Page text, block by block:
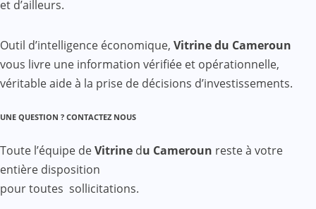
et d’ailleurs.
Outil d’intelligence économique, Vitrine du Cameroun
vous livre une information vérifiée et opérationnelle,
véritable aide à la prise de décisions d’investissements.
UNE QUESTION ? CONTACTEZ NOUS
Toute l’équipe deVitrine du Cameroun reste à votre
entière disposition
pour toutes sollicitations.